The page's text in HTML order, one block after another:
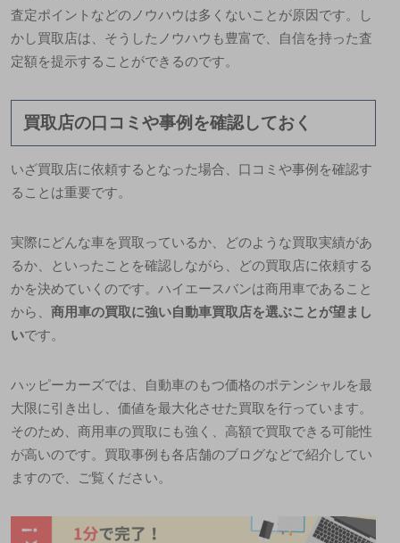
査定ポイントなどのノウハウは多くないことが原因です。し
かし買取店は、そうしたノウハウも豊富で、自信を持った査
定額を提示することができるのです。
買取店の口コミや事例を確認しておく
いざ買取店に依頼するとなった場合、口コミや事例を確認す
ることは重要です。
実際に どんな車を買取っているか、どのような買取実績があ
るか 、といったことを確認しながら、どの買取店に依頼する
かを決めていくのです。ハイエースバンは商用車であること
から、 商用車の買取に強い自動車買取店を選ぶことが望まし
いです。
ハッピーカーズでは、自動車のもつ価格のポテンシャルを最
大限に引き出し、価値を最大化させた買取を行っています。
そのため、商用車の買取にも強く、高額で買取できる可能性
が高いのです。買取事例も各店舗のブログなどで紹介してい
ますので、ご覧ください。